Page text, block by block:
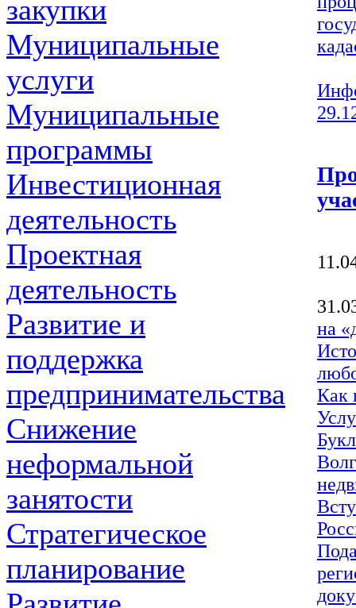
закупки
Муниципальные
услуги
Муниципальные
программы
Инвестиционная
деятельность
Проектная
деятельность
Развитие и
поддержка
предпринимательства
Снижение
неформальной
занятости
Стратегическое
планирование
на
Как